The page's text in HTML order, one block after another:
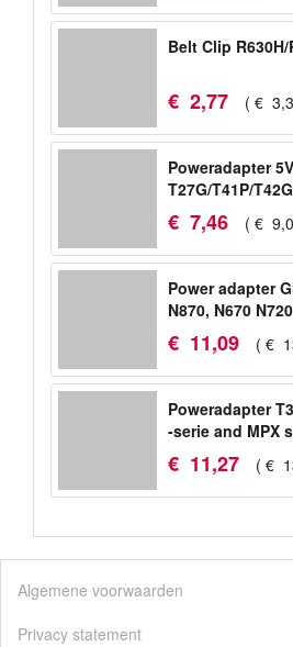
Belt Clip R630H/
€ 2,77 ( € 3,
Poweradapter 5V
T27G/T41P/
€ 7,46 ( € 9,
Power adapter
N870, N670
Pro
€ 11,09 ( €
Poweradapter
-serie and MPX
50
€ 11,27 ( €
Algemene voorwaarden
Privacy statement